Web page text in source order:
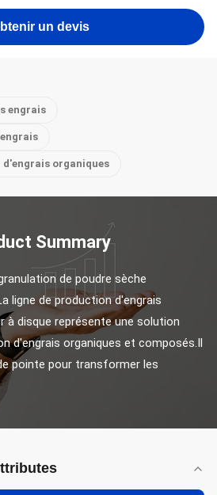
un devis
engrais
d'engrais organiques
Summary
de poudre sèche
ligne de production d'engrais
à disque représente une solution
d'engrais organiques et composés.Il
pointe pour transformer les